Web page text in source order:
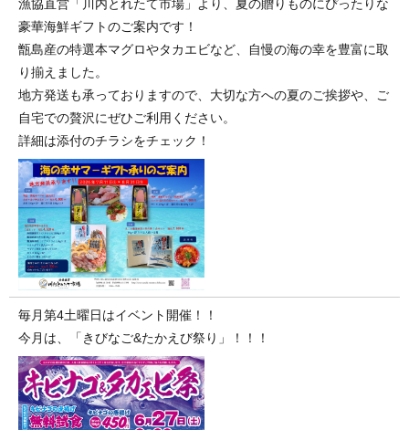
漁協直営「川内とれたて市場」より、夏の贈りものにぴったりな
豪華海鮮ギフトのご案内です！
甑島産の特選本マグロやタカエビなど、自慢の海の幸を豊富に取
り揃えました。
地方発送も承っておりますので、大切な方への夏のご挨拶や、ご
自宅での贅沢にぜひご利用ください。
詳細は添付のチラシをチェック！
毎月第4土曜日はイベント開催！！
今月は、「きびなご&たかえび祭り」！！！